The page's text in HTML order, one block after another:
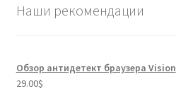
Наши рекомендации
Обзор антидетект браузера Vision
29.00$